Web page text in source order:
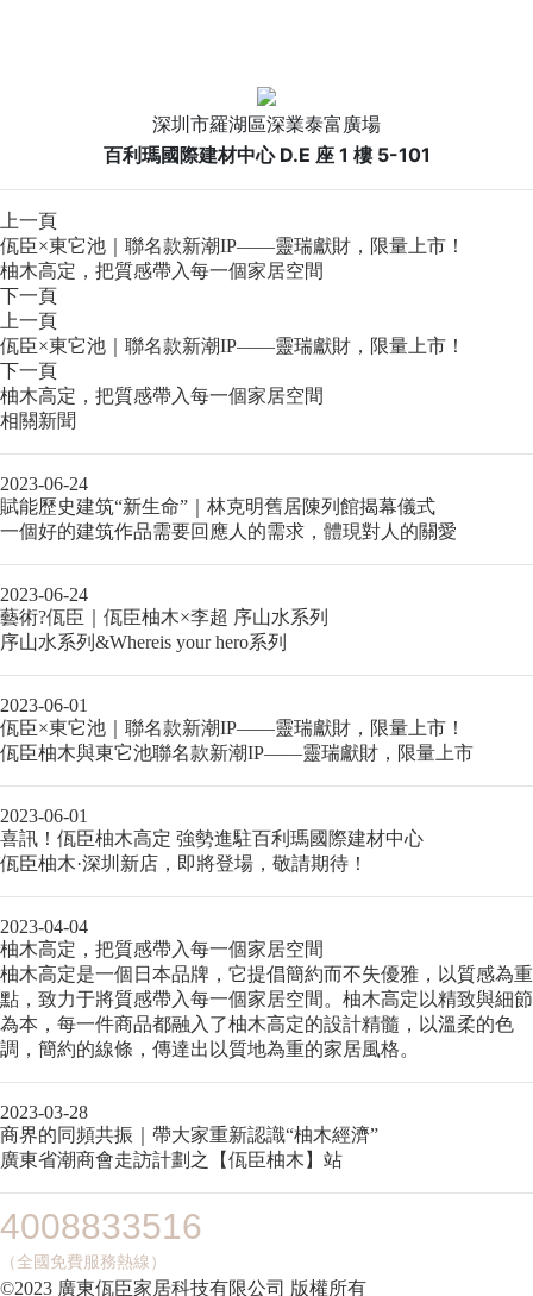
深圳市羅湖區深業泰富廣場
百利瑪國際建材中心 D.E 座 1 樓 5-101
上一頁
佤臣×東它池｜聯名款新潮IP——靈瑞獻財，限量上市！
柚木高定，把質感帶入每一個家居空間
下一頁
上一頁
佤臣×東它池｜聯名款新潮IP——靈瑞獻財，限量上市！
下一頁
柚木高定，把質感帶入每一個家居空間
相關新聞
2023-06-24
賦能歷史建筑“新生命”｜林克明舊居陳列館揭幕儀式
一個好的建筑作品需要回應人的需求，體現對人的關愛
2023-06-24
藝術?佤臣｜佤臣柚木×李超 序山水系列
序山水系列&Whereis your hero系列
2023-06-01
佤臣×東它池｜聯名款新潮IP——靈瑞獻財，限量上市！
佤臣柚木與東它池聯名款新潮IP——靈瑞獻財，限量上市
2023-06-01
喜訊！佤臣柚木高定 強勢進駐百利瑪國際建材中心
佤臣柚木·深圳新店，即將登場，敬請期待！
2023-04-04
柚木高定，把質感帶入每一個家居空間
柚木高定是一個日本品牌，它提倡簡約而不失優雅，以質感為重
點，致力于將質感帶入每一個家居空間。柚木高定以精致與細節
為本，每一件商品都融入了柚木高定的設計精髓，以溫柔的色
調，簡約的線條，傳達出以質地為重的家居風格。
2023-03-28
商界的同頻共振｜帶大家重新認識“柚木經濟”
廣東省潮商會走訪計劃之【佤臣柚木】站
4008833516
（全國免費服務熱線）
©2023 廣東佤臣家居科技有限公司 版權所有